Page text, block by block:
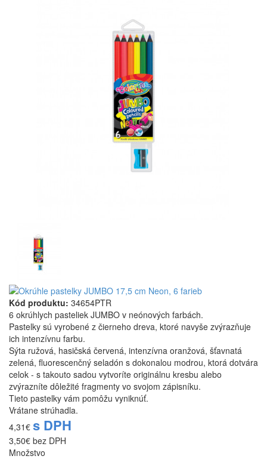
Kód produktu: 34654PTR
6 okrúhlych pasteliek JUMBO v neónových farbách.
Pastelky sú vyrobené z čierneho dreva, ktoré navyše zvýrazňuje
ich intenzívnu farbu.
Sýta ružová, hasičská červená, intenzívna oranžová, šťavnatá
zelená, fluorescenčný seladón s dokonalou modrou, ktorá dotvára
celok - s takouto sadou vytvoríte originálnu kresbu alebo
zvýrazníte dôležité fragmenty vo svojom zápisníku.
Tieto pastelky vám pomôžu vyniknúť.
Vrátane strúhadla.
4,31€ s DPH
3,50€ bez DPH
Množstvo